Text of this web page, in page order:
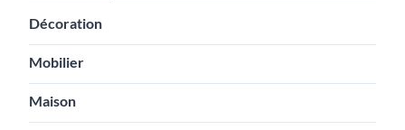
Décoration
Mobilier
Maison